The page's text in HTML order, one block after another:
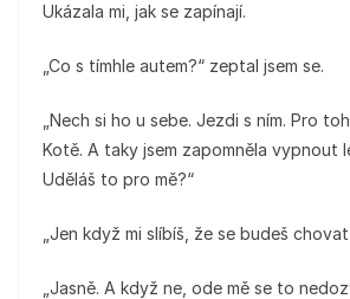
Ukázala mi, jak se zapínají.
„Co s tímhle autem?“ zeptal jsem se.
„Nech si ho u sebe. Jezdi s ním. Pro
Kotě. A taky jsem zapomněla vypnout
Uděláš to pro mě?“
„Jen když mi slíbíš, že se budeš chovat
„Jasně. A když ne, ode mě se to